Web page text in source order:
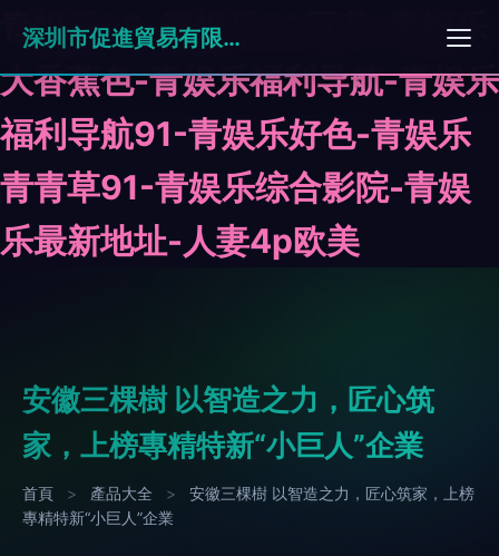
青娱乐99-青娱乐99豆花-青娱乐
大香蕉色-青娱乐福利导航-青娱乐
福利导航91-青娱乐好色-青娱乐
青青草91-青娱乐综合影院-青娱
乐最新地址-人妻4p欧美
深圳市促進貿易有限公司
安徽三棵樹 以智造之力，匠心筑
家，上榜專精特新“小巨人”企業
首頁 > 產品大全 >
安徽三棵樹 以智造之力，匠心筑家，上榜
專精特新“小巨人”企業